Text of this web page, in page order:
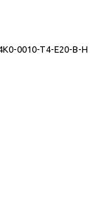
0010-T4-E20-B-H